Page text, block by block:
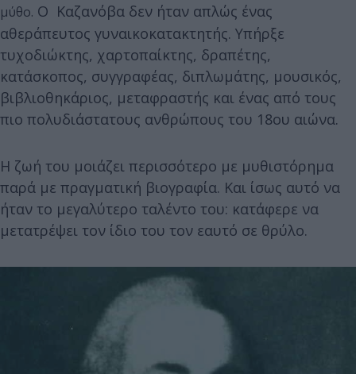
μύθο. Ο Καζανόβα δεν ήταν απλώς ένας
αθεράπευτος γυναικοκατακτητής. Υπήρξε
τυχοδιώκτης, χαρτοπαίκτης, δραπέτης,
κατάσκοπος, συγγραφέας, διπλωμάτης, μουσικός,
βιβλιοθηκάριος, μεταφραστής και ένας από τους
πιο πολυδιάστατους ανθρώπους του 18ου αιώνα.
Η ζωή του μοιάζει περισσότερο με μυθιστόρημα
παρά με πραγματική βιογραφία. Και ίσως αυτό να
ήταν το μεγαλύτερο ταλέντο του: κατάφερε να
μετατρέψει τον ίδιο του τον εαυτό σε θρύλο.